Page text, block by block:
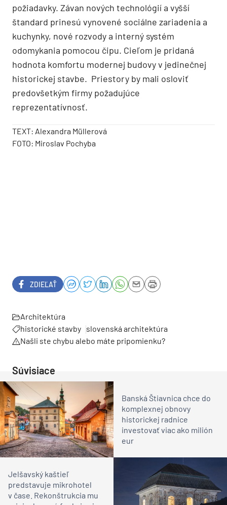
požiadavky. Závan nových technológií a vyšší
štandard prinesú vynovené sociálne zariadenia a
kuchynky, nové rozvody a interný systém
odomykania pomocou čipu. Cieľom je pridaná
hodnota komfortu modernej budovy v jedinečnej
historickej stavbe. Priestory by mali osloviť
predovšetkým firmy požadujúce
reprezentatívnosť.
TEXT: Alexandra Müllerová
FOTO: Miroslav Pochyba
ZDIEĽAŤ
Architektúra
historické stavby slovenská architektúra
Našli ste chybu alebo máte pripomienku?
Súvisiace
Banská Štiavnica chce do
komplexnej obnovy
historickej radnice
investovať viac ako milión
eur
Jelšavský kaštieľ
predstavuje mikrohotel
v čase. Rekonštrukcia mu